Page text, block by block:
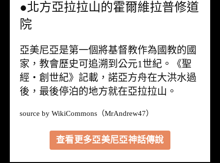
●北方亞拉拉山的霍爾維拉普修道
院
亞美尼亞是第一個將基督教作為國教的國
家，教會歷史可追溯到公元1世紀。《聖
經・創世紀》記載，諾亞方舟在大洪水過
後，最後停泊的地方就在亞拉拉山。
source by WikiCommons （MrAndrew47）
查看更多亞美尼亞神話傳說